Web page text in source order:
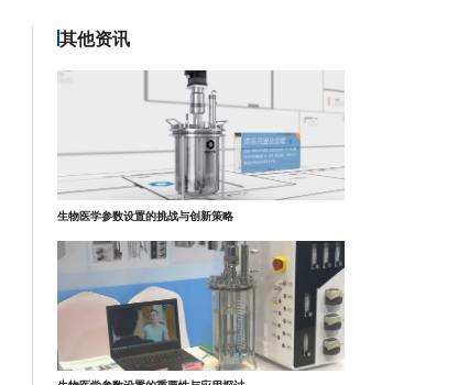
其他资讯
生物医学参数设置的挑战与创新策略